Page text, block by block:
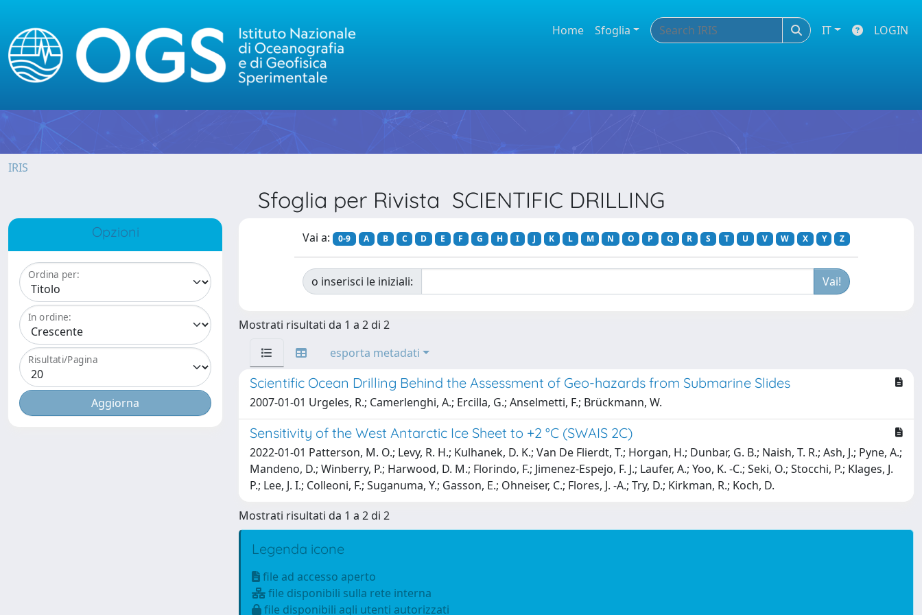
Home Sfoglia IT LOGIN
IRIS
Sfoglia per Rivista SCIENTIFIC DRILLING
Opzioni
Ordina per:
In ordine:
Risultati/Pagina
Vai a: 0-9 A B C D E F G H I J K L M N O P Q R S T U V W X Y Z
o inserisci le iniziali:
Mostrati risultati da 1 a 2 di 2
esporta metadati
Scientific Ocean Drilling Behind the Assessment of Geo-hazards from Submarine Slides
2007-01-01 Urgeles, R.; Camerlenghi, A.; Ercilla, G.; Anselmetti, F.; Brückmann, W.
Sensitivity of the West Antarctic Ice Sheet to +2 °C (SWAIS 2C)
2022-01-01 Patterson, M. O.; Levy, R. H.; Kulhanek, D. K.; Van De Flierdt, T.; Horgan, H.; Dunbar, G. B.; Naish, T. R.; Ash, J.; Pyne, A.;
Mandeno, D.; Winberry, P.; Harwood, D. M.; Florindo, F.; Jimenez-Espejo, F. J.; Laufer, A.; Yoo, K. -C.; Seki, O.; Stocchi, P.; Klages, J.
P.; Lee, J. I.; Colleoni, F.; Suganuma, Y.; Gasson, E.; Ohneiser, C.; Flores, J. -A.; Try, D.; Kirkman, R.; Koch, D.
Mostrati risultati da 1 a 2 di 2
Legenda icone
file ad accesso aperto
file disponibili sulla rete interna
file disponibili agli utenti autorizzati